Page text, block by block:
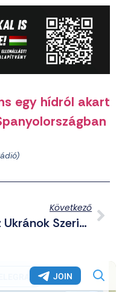
egy hídról akart
Következő
Az Ukránok Szerint Elkezdődött A Harmadik Világháború